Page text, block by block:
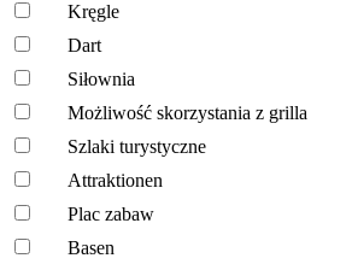
Kręgle
Dart
Siłownia
Możliwość skorzystania z grilla
Szlaki turystyczne
Attraktionen
Plac zabaw
Basen